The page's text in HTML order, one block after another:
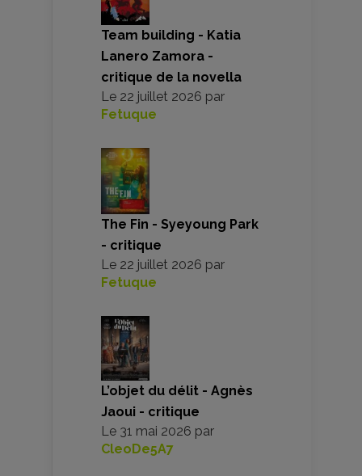
Team building - Katia
Lanero Zamora -
critique de la novella
Le 22 juillet 2026 par
Fetuque
The Fin - Syeyoung Park
- critique
Le 22 juillet 2026 par
Fetuque
L’objet du délit - Agnès
Jaoui - critique
Le 31 mai 2026 par
CleoDe5A7